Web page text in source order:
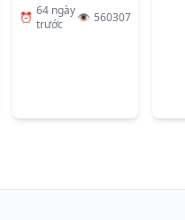
⏰ 64 ngày
trước
👁️ 560307